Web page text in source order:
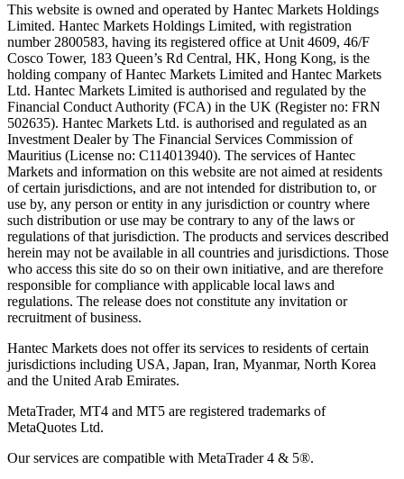
This website is owned and operated by Hantec Markets Holdings
Limited. Hantec Markets Holdings Limited, with registration
number 2800583, having its registered office at Unit 4609, 46/F
Cosco Tower, 183 Queen’s Rd Central, HK, Hong Kong, is the
holding company of Hantec Markets Limited and Hantec Markets
Ltd. Hantec Markets Limited is authorised and regulated by the
Financial Conduct Authority (FCA) in the UK (Register no: FRN
502635). Hantec Markets Ltd. is authorised and regulated as an
Investment Dealer by The Financial Services Commission of
Mauritius (License no: C114013940). The services of Hantec
Markets and information on this website are not aimed at residents
of certain jurisdictions, and are not intended for distribution to, or
use by, any person or entity in any jurisdiction or country where
such distribution or use may be contrary to any of the laws or
regulations of that jurisdiction. The products and services described
herein may not be available in all countries and jurisdictions. Those
who access this site do so on their own initiative, and are therefore
responsible for compliance with applicable local laws and
regulations. The release does not constitute any invitation or
recruitment of business.
Hantec Markets does not offer its services to residents of certain
jurisdictions including USA, Japan, Iran, Myanmar, North Korea
and the United Arab Emirates.
MetaTrader, MT4 and MT5 are registered trademarks of
MetaQuotes Ltd.
Our services are compatible with MetaTrader 4 & 5®.